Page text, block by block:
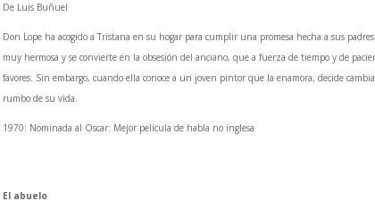
De Luis Buñuel
Don Lope ha acogido a Tristana en su hogar para cumplir una promesa hecha a sus
muy hermosa y se convierte en la obsesión del anciano, que a fuerza de tiempo y de
favores. Sin embargo, cuando ella conoce a un joven pintor que la enamora, decide
rumbo de su vida.
1970: Nominada al Oscar: Mejor película de habla no inglesa
El abuelo